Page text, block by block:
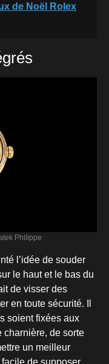
de Noël Rolex
Philippe
l’idée de souder
le haut et le bas du
de visser des
en toute sécurité. Il
soient fixées aux
charnière, de sorte
un meilleur